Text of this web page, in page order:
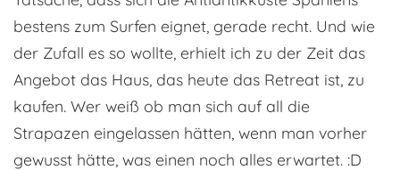
bestens zum Surfen eignet, gerade recht. Und wie
der Zufall es so wollte, erhielt ich zu der Zeit das
Angebot das Haus, das heute das Retreat ist, zu
kaufen. Wer weiß ob man sich auf all die
Strapazen eingelassen hätten, wenn man vorher
gewusst hätte, was einen noch alles erwartet. :D